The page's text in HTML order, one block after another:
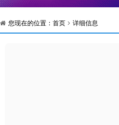
您现在的位置： 首页 详细信息